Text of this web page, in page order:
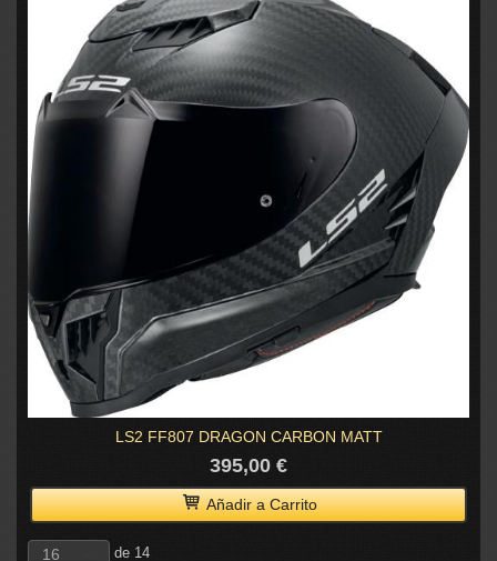
LS2 FF807 DRAGON CARBON MATT
395,00 €
Añadir a Carrito
de 14